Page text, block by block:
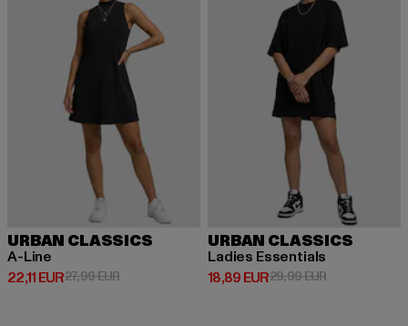
URBAN CLASSICS
A-Line
22,11 EUR
Derzeitiger Preis: 22,11 EUR
27,99 EURAktionspreis: 27,99 EUR
URBAN CLASSICS
Ladies Essentials
18,89 EUR
Derzeitiger Preis: 18,89 EUR
29,99 EURAktionspreis: